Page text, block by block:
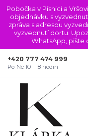
Pobočka v Písnici a
objednávku s
zpráva s adresou
vyzvednutí dortu.
WhatsApp, pište
+420 777 474 999
Po-Ne 10 - 18 hodin